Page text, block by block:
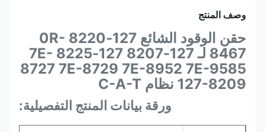
وصف المنتج
حقن الوقود الشائع 127-8220 0R-
8467 لـ 127-8207 127-8225 7E-
8727 7E-8729 7E-8952 7E-9585
127-8209 نظام C-A-T
ورقة بيانات المنتج التفصيلية: